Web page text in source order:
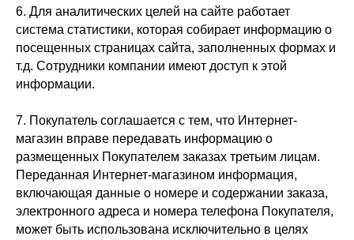
6. Для аналитических целей на сайте работает
система статистики, которая собирает информацию о
посещенных страницах сайта, заполненных формах и
т.д. Сотрудники компании имеют доступ к этой
информации.
7. Покупатель соглашается с тем, что Интернет-
магазин вправе передавать информацию о
размещенных Покупателем заказах третьим лицам.
Переданная Интернет-магазином информация,
включающая данные о номере и содержании заказа,
электронного адреса и номера телефона Покупателя,
может быть использована исключительно в целях